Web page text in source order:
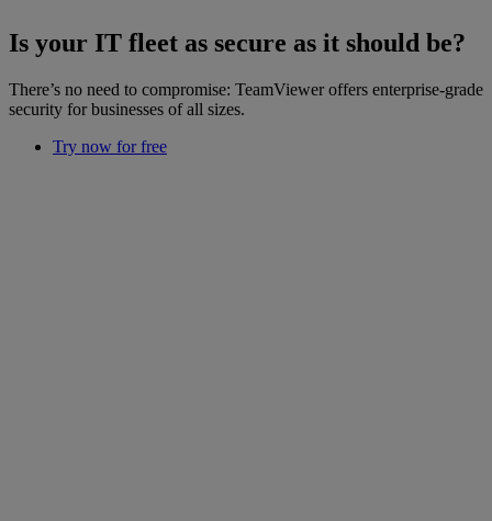
Is your IT fleet as secure as it should be?
There’s no need to compromise: TeamViewer offers enterprise-grade
security for businesses of all sizes.
Try now for free